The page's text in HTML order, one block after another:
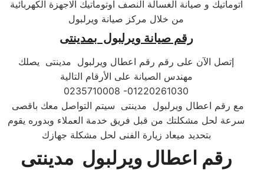
اتوماتيك و صيانة الغسالة النصف اوتوماتيك الاجهزة الكهربائية
من خلال مركز صيانة ويرلبول
رقم صيانة ويرلبول بمدينتى
إتصل الآن على رقم رقم اعطال ويرلبول مدينتى يصلك
مهندس الصيانة على الأرقام التالية
0235710008 -01220261030
سرعة لحل مشكلتك من قبل فريق خدمة العملاء وبدوره يقوم
بتحديد ميعاد زيارة الفنى لحل مشكلة جهازك
رقم اعطال ويرلبول مدينتى